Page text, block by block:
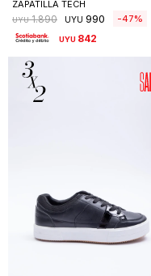
ZAPATILLA TECH
UYU 1.890 UYU 990 47
UYU 842